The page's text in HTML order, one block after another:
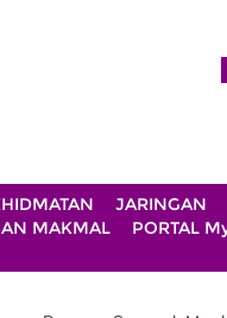
JARINGAN
MAKMAL PORTAL